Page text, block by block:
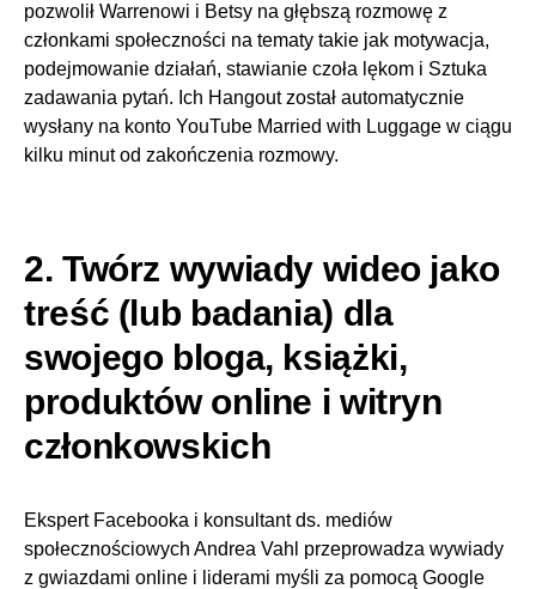
pozwolił Warrenowi i Betsy na głębszą rozmowę z
członkami społeczności na tematy takie jak motywacja,
podejmowanie działań, stawianie czoła lękom i Sztuka
zadawania pytań. Ich Hangout został automatycznie
wysłany na konto YouTube Married with Luggage w ciągu
kilku minut od zakończenia rozmowy.
2. Twórz wywiady wideo jako
treść (lub badania) dla
swojego bloga, książki,
produktów online i witryn
członkowskich
Ekspert Facebooka i konsultant ds. mediów
społecznościowych Andrea Vahl przeprowadza wywiady
z gwiazdami online i liderami myśli za pomocą Google